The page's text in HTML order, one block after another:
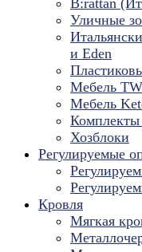
B:rattan
Уличные
и Eden
Мебель
Мебель
Комплекты
Хозблоки
Регулируемые
Кровля
Мягкая